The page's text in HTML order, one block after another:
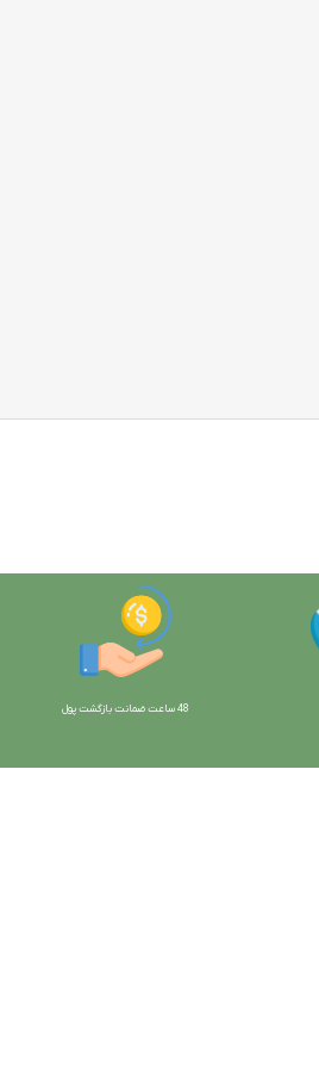
48 ساعت ضمانت بازگش ت پول